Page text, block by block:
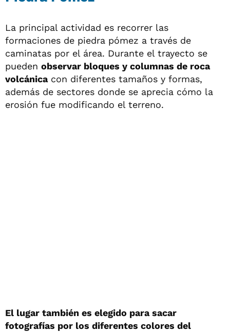
La principal actividad es recorrer las
formaciones de piedra pómez a través de
caminatas por el área. Durante el trayecto se
pueden observar bloques y columnas de roca
volcánicacon diferentes tamaños y formas,
además de sectores donde se aprecia cómo la
erosión fue modificando el terreno.
El lugar también es elegido para sacar
fotografías por los diferentes colores del